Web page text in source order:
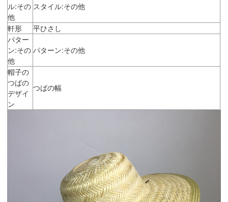
ル:その
他
スタイル:その他
軒形
平ひさし
パター
ン:その
他
パターン:その他
帽子の
つばの
デザイ
ン
つばの幅